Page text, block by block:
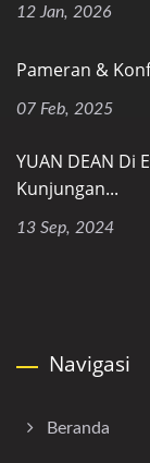
12 Jan, 2026
Pameran &
07 Feb, 2025
YUAN DEAN Di
Kunjungan...
13 Sep, 2024
Navigasi
Beranda